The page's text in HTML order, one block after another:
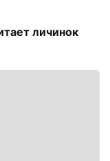
личинок